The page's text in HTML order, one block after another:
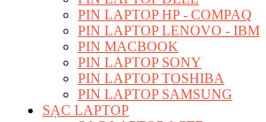
PIN LAPTOP HP - COMPAQ
PIN LAPTOP LENOVO - IBM
PIN MACBOOK
PIN LAPTOP SONY
PIN LAPTOP TOSHIBA
PIN LAPTOP SAMSUNG
SẠC LAPTOP